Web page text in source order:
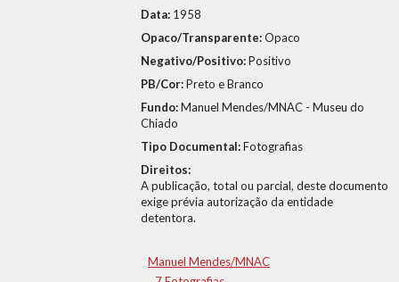
Data: 1958
Opaco/Transparente:Opaco
Negativo/Positivo:Positivo
PB/Cor:Preto e Branco
Fundo:Manuel Mendes/MNAC - Museu do
Chiado
Tipo Documental:Fotografias
Direitos:
A publicação, total ou parcial, deste documento
exige prévia autorização da entidade
detentora.
Manuel Mendes/MNAC